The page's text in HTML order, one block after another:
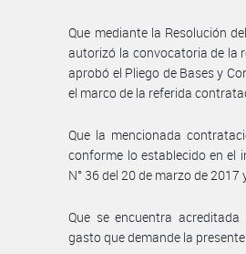
Que mediante la Resolución
autorizó la convocatoria de la
aprobó el Pliego de Bases y
el marco de la referida
Que la mencionada
conforme lo establecido en el
N° 36 del 20 de marzo de
Que se encuentra
gasto que demande la